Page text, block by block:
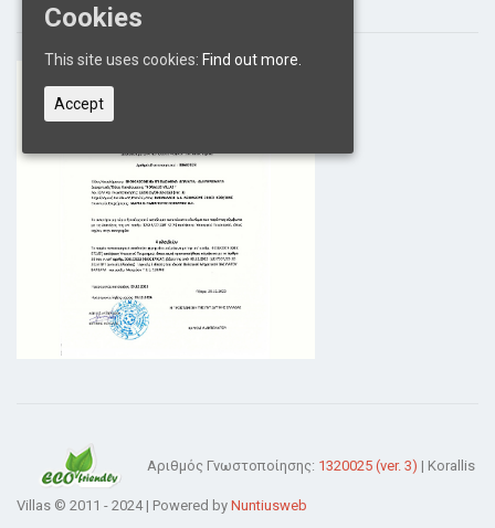
Αριθμός Γνωστοποίησης: 1320025 (ver. 3) | Korallis
Villas © 2011 - 2024 | Powered by Nuntiusweb
Cookies
This site uses cookies: Find out more.
Accept